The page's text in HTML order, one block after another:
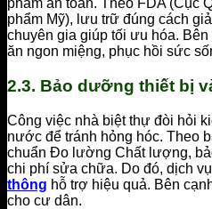
phẩm an toàn. Theo FDA (Cục
phẩm Mỹ), lưu trữ đúng cách
chuyên gia giúp tối ưu hóa.
ăn ngon miệng, phục hồi sức
2.3. Bảo dưỡng thiết bị
Công việc nhà biệt thự đòi hỏi
nước để tránh hỏng hóc. Theo
chuẩn Đo lường Chất lượng,
chi phí sửa chữa. Do đó, dịch vụ
thông hỗ trợ hiệu quả. Bên
cho cư dân.